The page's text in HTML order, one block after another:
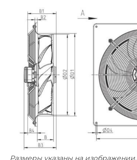
Размеры указаны на изображении.